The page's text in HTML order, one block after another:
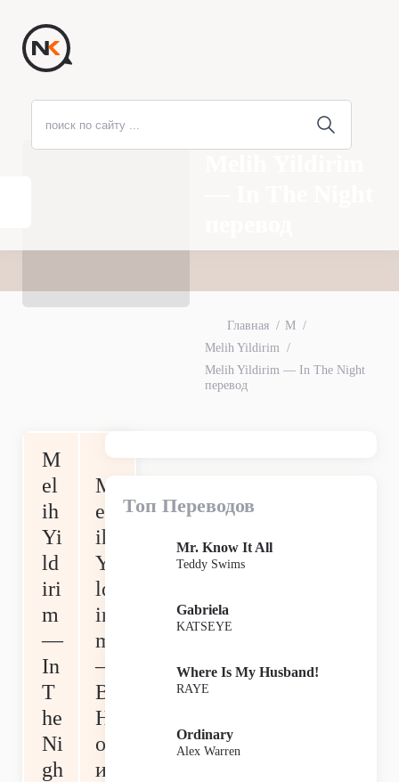
Главная
M
Melih Yildirim
Melih Yildirim — In The Night
перевод
M
el
ih
Yi
ld
iri
m
—
In
T
he
Ni
gh
M
el
ih
Yi
ld
iri
m
—
В
Н
оч
и
Топ Переводов
Mr. Know It All
Teddy Swims
Gabriela
KATSEYE
Where Is My Husband!
RAYE
Ordinary
Alex Warren